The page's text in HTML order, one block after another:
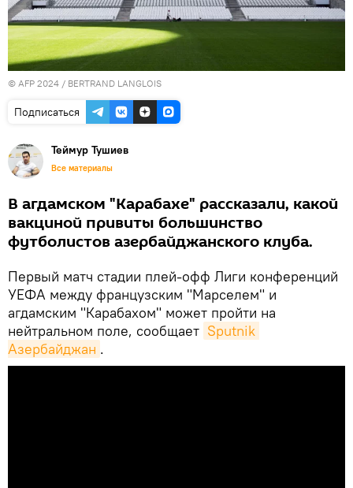
© AFP 2024 / BERTRAND LANGLOIS
Подписаться
Теймур Тушиев
Все материалы
В агдамском "Карабахе" рассказали, какой
вакциной привиты большинство
футболистов азербайджанского клуба.
Первый матч стадии плей-офф Лиги конференций
УЕФА между французским "Марселем" и
агдамским "Карабахом" может пройти на
нейтральном поле, сообщает Sputnik
Азербайджан .